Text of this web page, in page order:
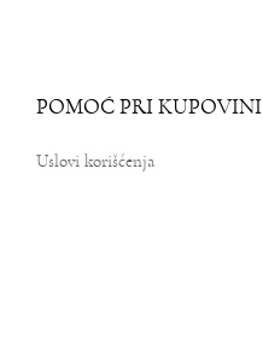
POMOĆ PRI KUPOVINI
Uslovi korišćenja